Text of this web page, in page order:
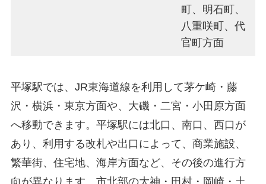
町、明石町、
八重咲町、代
官町方面
平塚駅では、JR東海道線を利用して茅ケ崎・藤
沢・横浜・東京方面や、大磯・二宮・小田原方面
へ移動できます。平塚駅には北口、南口、西口が
あり、利用する改札や出口によって、商業施設、
繁華街、住宅地、海岸方面など、その後の進行方
向が異なります。市北部の大神・田村・岡崎・土